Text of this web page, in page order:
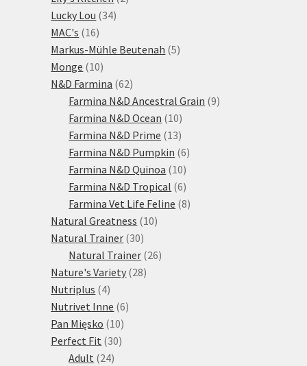
Lucky Lou 3434
MAC's 1616
produktů
Markus-Mühle Beutenah 55
Monge 1010
produktů
N&D Farmina 6262
produktů
Farmina N&D Ancestral Grain 99
Farmina N&D Ocean 1010
produktů
Farmina N&D Prime 1313
produktů
Farmina N&D Pumpkin 66
Farmina N&D Quinoa 1010
produktů
Farmina N&D Tropical 66
produktů
Farmina Vet Life Feline 88
Natural Greatness 1010
Natural Trainer 3030
produktů
Natural Trainer 2626
Nature's Variety 2828
Nutriplus 44
produkty
Nutrivet Inne 66
Pan Mięsko 1010
produktů
Perfect Fit 3030
Adult 2424